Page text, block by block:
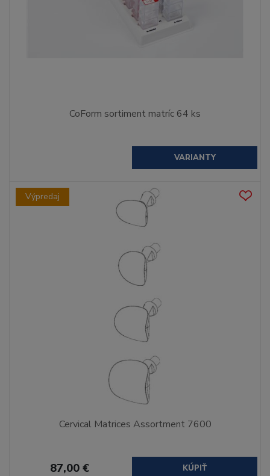
CoForm sortiment matríc 64 ks
VARIANTY
Výpredaj
Cervical Matrices Assortment 7600
87,00 € KÚPIŤ